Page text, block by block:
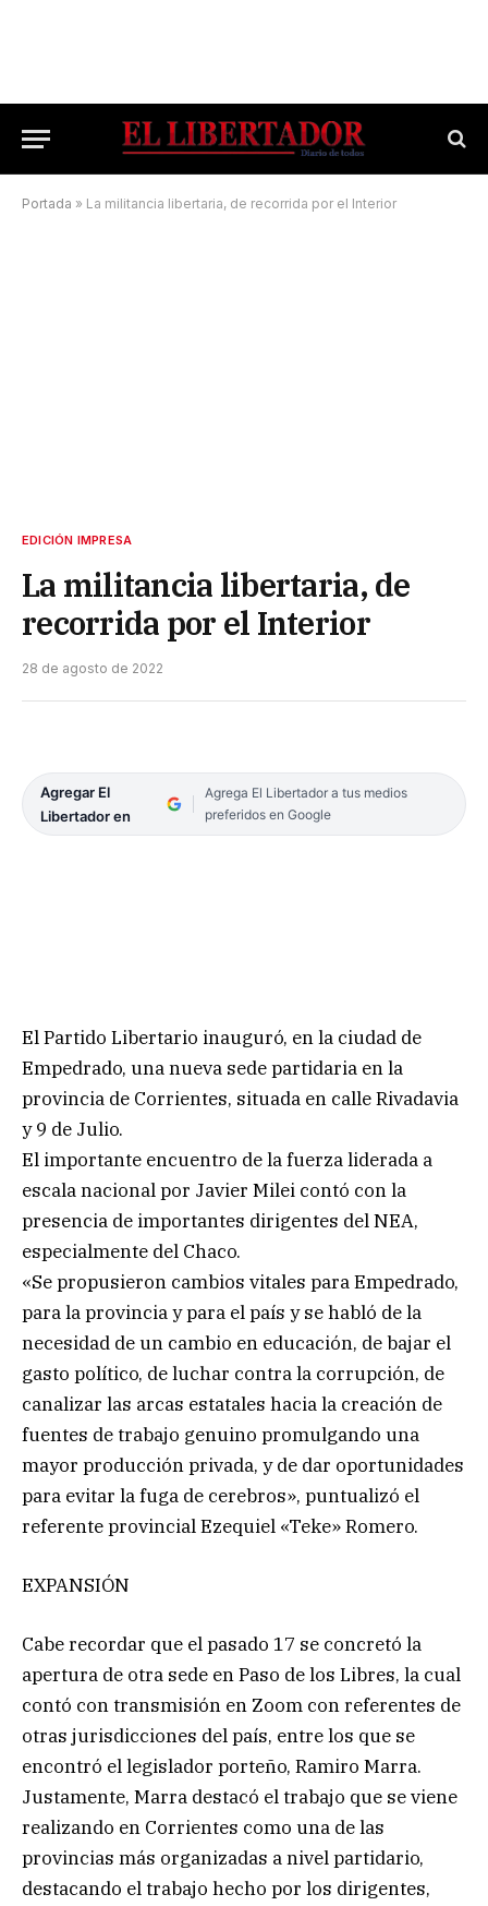
Portada » La militancia libertaria, de recorrida por el Interior
EDICIÓN IMPRESA
La militancia libertaria, de
recorrida por el Interior
28 de agosto de 2022
Agregar El
Libertador en
Agrega El Libertador a tus medios
preferidos en Google
El Partido Libertario inauguró, en la ciudad de
Empedrado, una nueva sede partidaria en la
provincia de Corrientes, situada en calle Rivadavia
y 9 de Julio.
El importante encuentro de la fuerza liderada a
escala nacional por Javier Milei contó con la
presencia de importantes dirigentes del NEA,
especialmente del Chaco.
«Se propusieron cambios vitales para Empedrado,
para la provincia y para el país y se habló de la
necesidad de un cambio en educación, de bajar el
gasto político, de luchar contra la corrupción, de
canalizar las arcas estatales hacia la creación de
fuentes de trabajo genuino promulgando una
mayor producción privada, y de dar oportunidades
para evitar la fuga de cerebros», puntualizó el
referente provincial Ezequiel «Teke» Romero.
EXPANSIÓN
Cabe recordar que el pasado 17 se concretó la
apertura de otra sede en Paso de los Libres, la cual
contó con transmisión en Zoom con referentes de
otras jurisdicciones del país, entre los que se
encontró el legislador porteño, Ramiro Marra.
Justamente, Marra destacó el trabajo que se viene
realizando en Corrientes como una de las
provincias más organizadas a nivel partidario,
destacando el trabajo hecho por los dirigentes,